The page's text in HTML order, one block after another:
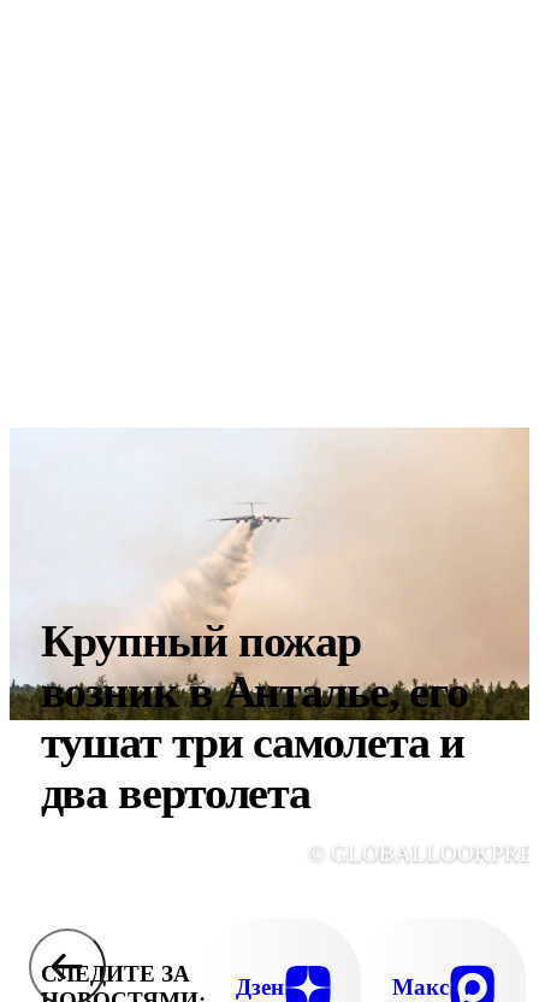
Крупный пожар
возник в Анталье, его
тушат три самолета и
два вертолета
©
СЛЕДИТЕ ЗА
Дзен Макс